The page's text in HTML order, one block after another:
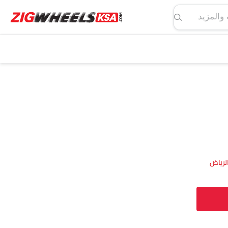
والمزيد
الرياض‎